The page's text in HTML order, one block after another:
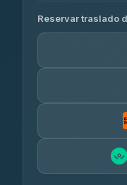
Glassflower
4.68(1,662)
Than Car
Reservar traslado